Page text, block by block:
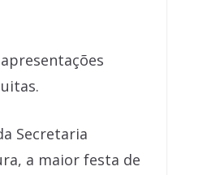
Secretaria
a maior festa de